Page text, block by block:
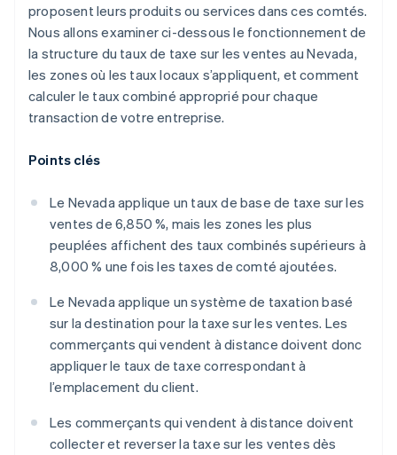
proposent leurs produits ou services dans ces comtés.
Nous allons examiner ci-dessous le fonctionnement de
la structure du taux de taxe sur les ventes au Nevada,
les zones où les taux locaux s’appliquent, et comment
calculer le taux combiné approprié pour chaque
transaction de votre entreprise.
Points clés
Le Nevada applique un taux de base de taxe sur les
ventes de 6,850 %, mais les zones les plus
peuplées affichent des taux combinés supérieurs à
8,000 % une fois les taxes de comté ajoutées.
Le Nevada applique un système de taxation basé
sur la destination pour la taxe sur les ventes. Les
commerçants qui vendent à distance doivent donc
appliquer le taux de taxe correspondant à
l’emplacement du client.
Les commerçants qui vendent à distance doivent
collecter et reverser la taxe sur les ventes dès